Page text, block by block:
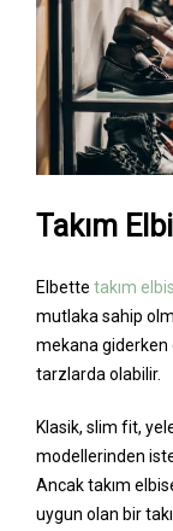
Takım
Elbette takım
mutlaka sahip
mekana giderken
tarzlarda olabilir.
Klasik, slim fit,
modellerinden
Ancak takım
uygun olan bir